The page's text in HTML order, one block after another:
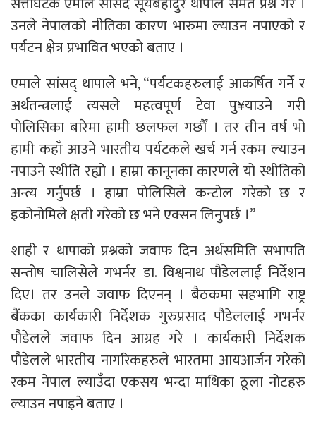
उनले नेपालको नीतिका कारण भारुमा ल्याउन नपाएको र
पर्यटन क्षेत्र प्रभावित भएको बताए ।
एमाले सांसद् थापाले भने, “पर्यटकहरुलाई आकर्षित गर्ने र
अर्थतन्त्रलाई त्यसले महत्वपूर्ण टेवा पु¥याउने गरी
पोलिसिका बारेमा हामी छलफल गर्छाैं । तर तीन वर्ष भो
हामी कहाँ आउने भारतीय पर्यटकले खर्च गर्न रकम ल्याउन
नपाउने स्थीति रह्यो । हाम्रा कानूनका कारणले यो स्थीतिको
अन्त्य गर्नुपर्छ । हाम्रा पोलिसिले कन्टोल गरेको छ र
इकोनोमिले क्षती गरेको छ भने एक्सन लिनुपर्छ ।”
शाही र थापाको प्रश्नको जवाफ दिन अर्थसमिति सभापति
सन्तोष चालिसेले गभर्नर डा. विश्वनाथ पौडेललाई निर्देशन
दिए। तर उनले जवाफ दिएनन् । बैठकमा सहभागि राष्ट्र
बैंकका कार्यकारी निर्देशक गुरुप्रसाद पौडेललाई गभर्नर
पौडेलले जवाफ दिन आग्रह गरे । कार्यकारी निर्देशक
पौडेलले भारतीय नागरिकहरुले भारतमा आयआर्जन गरेको
रकम नेपाल ल्याउँदा एकसय भन्दा माथिका ठूला नोटहरु
ल्याउन नपाइने बताए ।